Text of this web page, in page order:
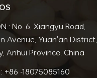
: No. 6, Xiangyu Road,
Avenue, Yuan'an District,
Anhui Province, China
+86 -18075085160